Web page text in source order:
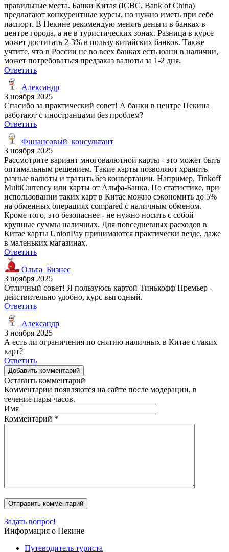
правильные места. Банки Китая (ICBC, Bank of China)
предлагают конкурентные курсы, но нужно иметь при себе
паспорт. В Пекине рекомендую менять деньги в банках в
центре города, а не в туристических зонах. Разница в курсе
может достигать 2-3% в пользу китайских банков. Также
учтите, что в России не во всех банках есть юани в наличии,
может потребоваться предзаказ валюты за 1-2 дня.
Ответить
Александр
3 ноября 2025
Спасибо за практический совет! А банки в центре Пекина
работают с иностранцами без проблем?
Ответить
Финансовый_консультант
3 ноября 2025
Рассмотрите вариант многовалютной карты - это может быть
оптимальным решением. Такие карты позволяют хранить
разные валюты и тратить без конвертации. Например, Tinkoff
MultiCurrency или карты от Альфа-Банка. По статистике, при
использовании таких карт в Китае можно сэкономить до 5%
на обменных операциях compared с наличным обменом.
Кроме того, это безопаснее - не нужно носить с собой
крупные суммы наличных. Для повседневных расходов в
Китае карты UnionPay принимаются практически везде, даже
в маленьких магазинах.
Ответить
Ольга_Бизнес
3 ноября 2025
Отличный совет! Я пользуюсь картой Тинькофф Премьер -
действительно удобно, курс выгодный.
Ответить
Александр
3 ноября 2025
А есть ли ограничения по снятию наличных в Китае с таких
карт?
Ответить
Добавить комментарий
Оставить комментарий
Комментарии появляются на сайте после модерации, в
течение пары часов.
Имя
Комментарий *
Задать вопрос!
Информация о Пекине
Путеводитель туриста